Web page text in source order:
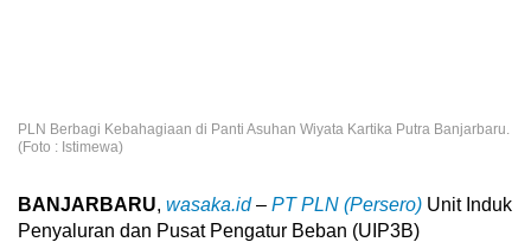
PLN Berbagi Kebahagiaan di Panti Asuhan Wiyata Kartika Putra Banjarbaru.
(Foto : Istimewa)
BANJARBARU, wasaka.id – PT PLN (Persero) Unit Induk
Penyaluran dan Pusat Pengatur Beban (UIP3B)